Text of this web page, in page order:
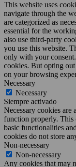
This website uses
navigate through the
are categorized as
essential for the
also use third-party
you use this website.
only with your
cookies. But opting
on your browsing
Necessary
Necessary
Siempre activado
Necessary cookies are
function properly. This
basic functionalities
cookies do not store
Non-necessary
Non-necessary
Any cookies that may